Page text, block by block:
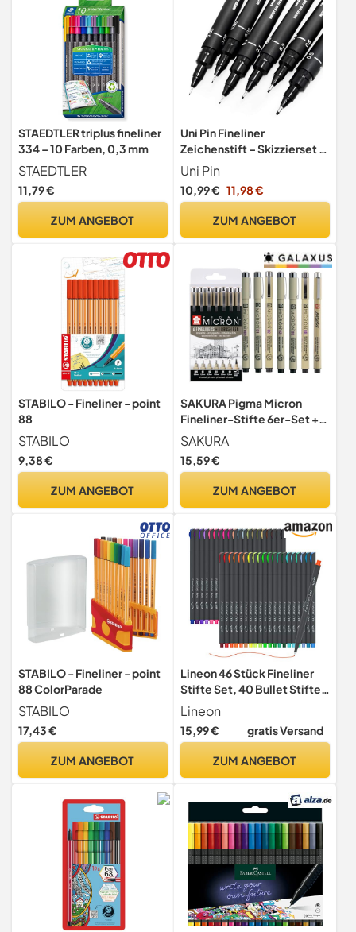
STAEDTLER triplus fineliner
334 – 10 Farben, 0,3 mm
STAEDTLER
11,79 €
ZUM ANGEBOT
Uni Pin Fineliner
Zeichenstift – Skizzierset -
schwarze Tinte – 0,03 bis
0,8 mm – 6 Stück
Uni Pin
10,99 € 11,98 €
ZUM ANGEBOT
STABILO - Fineliner - point
88
STABILO
9,38 €
ZUM ANGEBOT
SAKURA Pigma Micron
Fineliner-Stifte 6er-Set +
Pinselstift | wasserfeste,
permanente schwarze Tinte
Stifte zum Schreiben,
führen
SAKURA
15,59 €
ZUM ANGEBOT
STABILO - Fineliner - point
88 ColorParade
STABILO
17,43 €
ZUM ANGEBOT
Lineon 46 Stück Fineliner
Stifte Set, 40 Bullet Stifte
mit 6 Templates
Lineon
15,99 € gratis Versand
ZUM ANGEBOT